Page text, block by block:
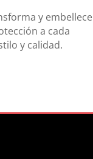
y embellece
a cada
y calidad.